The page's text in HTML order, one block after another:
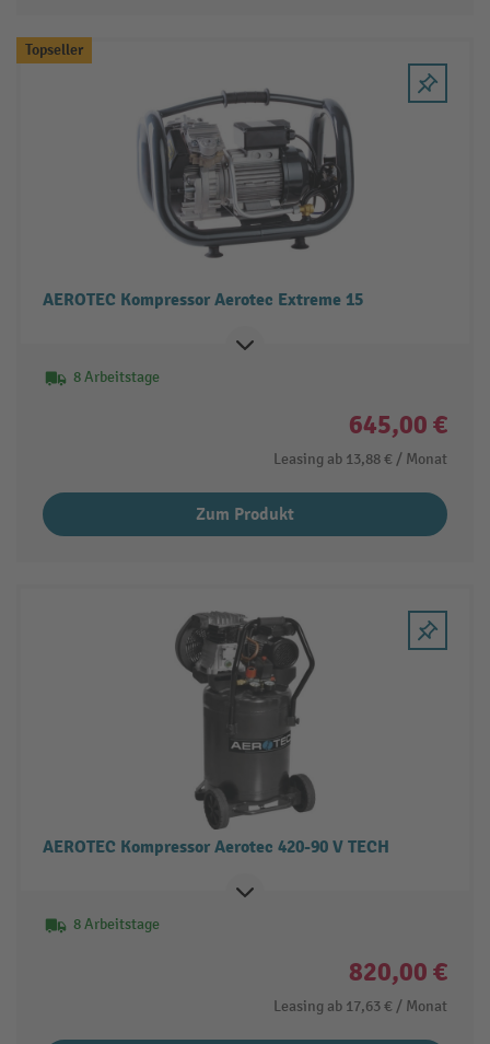
Topseller
AEROTEC Kompressor Aerotec Extreme 15
8 Arbeitstage
645,00 €
Leasing ab 13,88 € / Monat
Zum Produkt
AEROTEC Kompressor Aerotec 420-90 V TECH
8 Arbeitstage
820,00 €
Leasing ab 17,63 € / Monat